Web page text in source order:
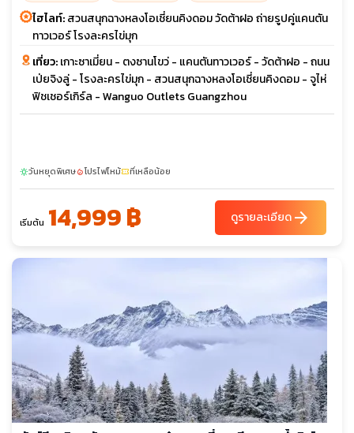
ไฮไลท์:สวนสนุกฉางหลงโอเชี่ยนคิงดอม วัดต้าฝอ ถ่ายรูปคู่แคนตัน
ทาวเวอร์ โรงละครไข่มุก
เที่ยว:เกาะซาเมี่ยน - ตงซานโขว่ - แคนตันทาวเวอร์ - วัดต้าฝอ - ถนน
เป่ยจิงลู่ - โรงละครไข่มุก - สวนสนุกฉางหลงโอเชี่ยนคิงดอม - จูไห่
ฟิชเชอร์เกิร์ล - Wanguo Outlets Guangzhou
sunnyวันหยุดพิเศษlocal_fire_departmentโปรไฟไหม้confirmation_numberที่เหลือน้อย
เริ่มต้น 14,999 ฿ ดูรายละเอียดarrow_forward